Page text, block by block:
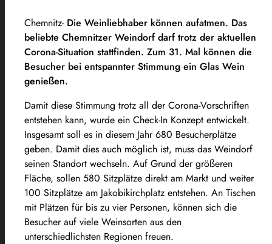
Chemnitz- Die Weinliebhaber können aufatmen. Das
beliebte Chemnitzer Weindorf darf trotz der aktuellen
Corona-Situation stattfinden. Zum 31. Mal können die
Besucher bei entspannter Stimmung ein Glas Wein
genießen.
Damit diese Stimmung trotz all der Corona-Vorschriften
entstehen kann, wurde ein Check-In Konzept entwickelt.
Insgesamt soll es in diesem Jahr 680 Besucherplätze
geben. Damit dies auch möglich ist, muss das Weindorf
seinen Standort wechseln. Auf Grund der größeren
Fläche, sollen 580 Sitzplätze direkt am Markt und weiter
100 Sitzplätze am Jakobikirchplatz entstehen. An Tischen
mit Plätzen für bis zu vier Personen, können sich die
Besucher auf viele Weinsorten aus den
unterschiedlichsten Regionen freuen.